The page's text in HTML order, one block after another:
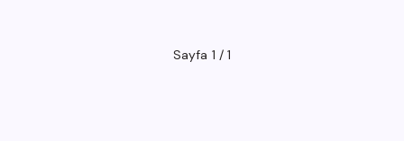
Sayfa 1 / 1